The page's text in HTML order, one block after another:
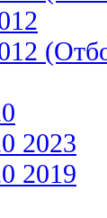
2023
2019